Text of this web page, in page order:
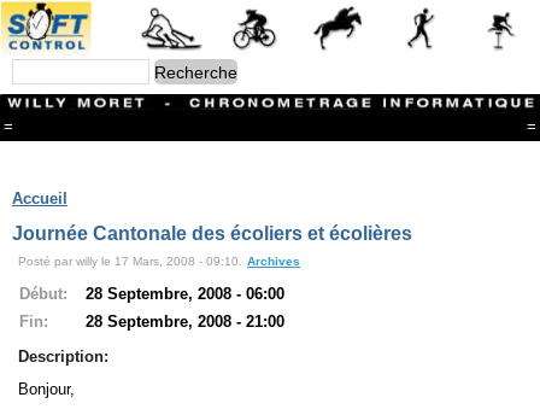
= =
Branches
CONTACT
Ski ALPIN
Triathlon
Ski Nordique
Courses à pieds
VTT
Slalom In-Line
Accueil
Journée Cantonale des écoliers et écolières
Posté par willy le 17 Mars, 2008 - 09:10. Archives
Début:
28 Septembre, 2008 - 06:00
Fin:
28 Septembre, 2008 - 21:00
Description:
Bonjour,